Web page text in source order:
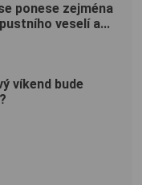
ponese zejména
veselí a...
víkend bude